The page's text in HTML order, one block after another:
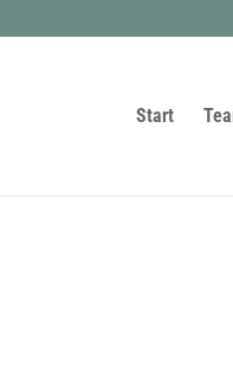
Start